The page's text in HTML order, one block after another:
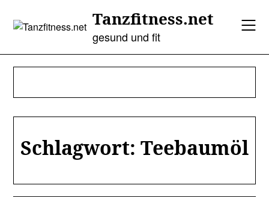
content
Tanzfitness.net
gesund und fit
Schlagwort: Teebaumöl